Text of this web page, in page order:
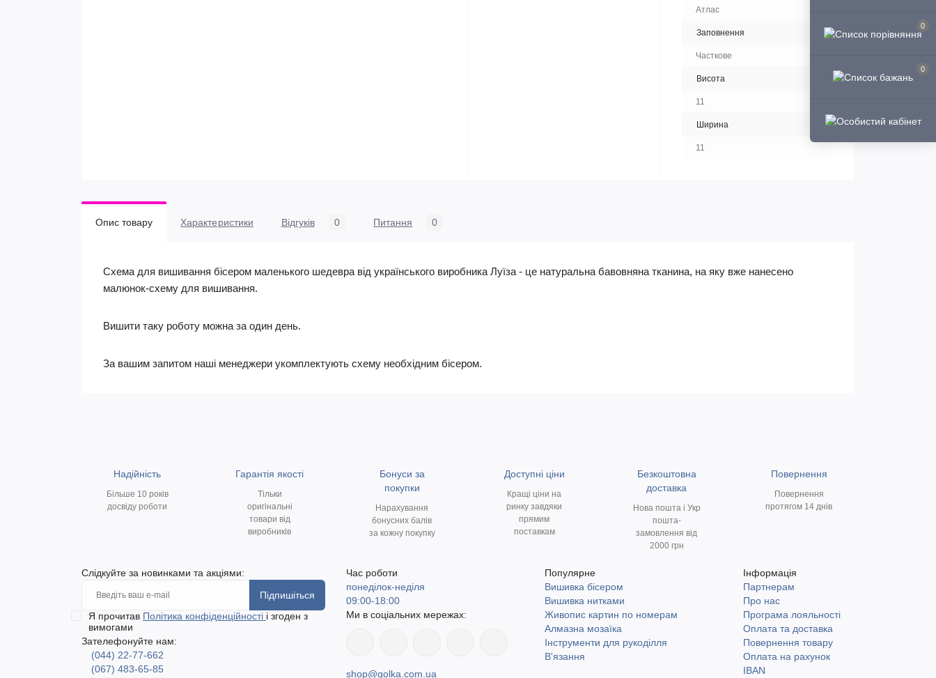
0
0
Атлас
Заповнення
Часткове
Висота
11
Ширина
11
Опис товару Характеристики Відгуків 0 Питання 0
Схема для вишивання бісером маленького шедевра від українського виробника Луїза - це натуральна бавовняна тканина, на яку вже нанесено
малюнок-схему для вишивання.
Вишити таку роботу можна за один день.
За вашим запитом наші менеджери укомплектують схему необхідним бісером.
Надійність
Більше 10 років
досвіду роботи
Гарантія якості
Тільки
оригінальні
товари від
виробників
Бонуси за
покупки
Нарахування
бонусних балів
за кожну покупку
Доступні ціни
Кращі ціни на
ринку завдяки
прямим
поставкам
Безкоштовна
доставка
Нова пошта і Укр
пошта-
замовлення від
2000 грн
Повернення
Повернення
протягом 14 днів
Слідкуйте за новинками та акціями:
Підпишіться
Я прочитав Політика конфіденційності і згоден з
вимогами
Зателефонуйте нам:
(044) 22-77-662
(067) 483-65-85
Час роботи
понеділок-неділя
09:00-18:00
Ми в соціальних мережах:
shop@golka.com.ua
Популярне
Вишивка бісером
Вишивка нитками
Живопис картин по номерам
Алмазна мозаїка
Інструменти для рукоділля
В'язання
Інформація
Партнерам
Про нас
Програма лояльності
Оплата та доставка
Повернення товару
Оплата на рахунок
IBAN